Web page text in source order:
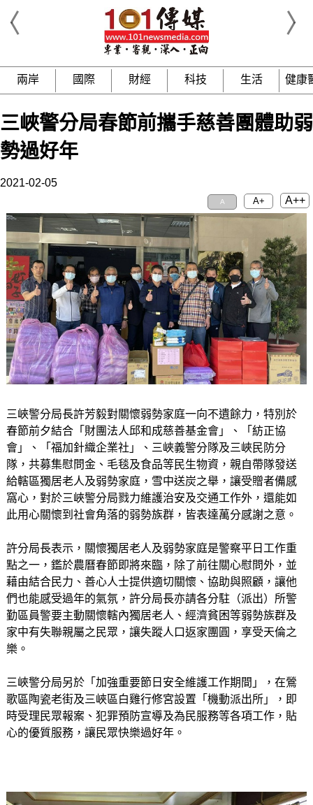
兩岸 國際 財經 科技 生活 健康
三峽警分局春節前攜手慈善團體助弱
勢過好年
2021-02-05
A A+ A++
三峽警分局長許芳毅對關懷弱勢家庭一向不遺餘力，特別於
春節前夕結合「財團法人邱和成慈善基金會」、「紡正協
會」、「福加針織企業社」、三峽義警分隊及三峽民防分
隊，共募集慰問金、毛毯及食品等民生物資，親自帶隊發送
給轄區獨居老人及弱勢家庭，雪中送炭之舉，讓受贈者備感
窩心，對於三峽警分局戮力維護治安及交通工作外，還能如
此用心關懷到社會角落的弱勢族群，皆表達萬分感謝之意。
許分局長表示，關懷獨居老人及弱勢家庭是警察平日工作重
點之一，鑑於農曆春節即將來臨，除了前往關心慰問外，並
藉由結合民力、善心人士提供適切關懷、協助與照顧，讓他
們也能感受過年的氣氛，許分局長亦請各分駐（派出）所警
勤區員警要主動關懷轄內獨居老人、經濟貧困等弱勢族群及
家中有失聯親屬之民眾，讓失蹤人口返家團圓，享受天倫之
樂。
三峽警分局另於「加強重要節日安全維護工作期間」，在鶯
歌區陶瓷老街及三峽區白雞行修宮設置「機動派出所」，即
時受理民眾報案、犯罪預防宣導及為民服務等各項工作，貼
心的優質服務，讓民眾快樂過好年。